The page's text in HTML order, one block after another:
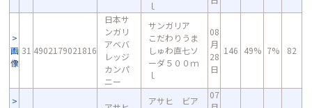
ｌ
画
像
31 4902179021816
日本サ
ンガリ
アベバ
レッジ
カンパ
ニー
サンガリア
こだわりうま
しゅわ直七ソ
ーダ５００ｍ
ｌ
08
月
28
日
146 49% 7% 82
アサヒ ビア
07